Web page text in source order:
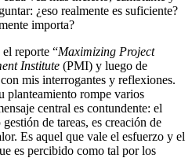
¿eso realmente es suficiente?
importa?
reporte “Maximizing Project
Institute (PMI) y luego de
mis interrogantes y reflexiones.
planteamiento rompe varios
central es contundente: el
de tareas, es creación de
Es aquel que vale el esfuerzo y el
es percibido como tal por los